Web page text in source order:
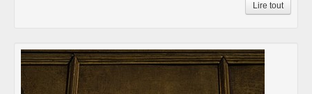
Lire tout